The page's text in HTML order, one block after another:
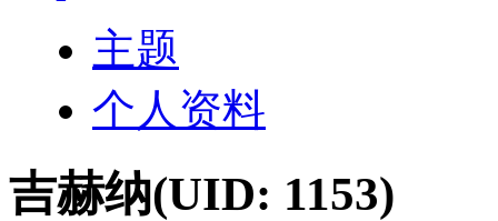
主题
个人资料
吉赫纳(UID: 1153)